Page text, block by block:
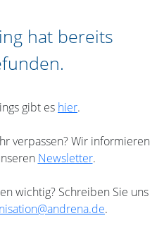
hat bereits
gibt es hier.
verpassen? Wir informieren
Newsletter.
wichtig? Schreiben Sie uns
.